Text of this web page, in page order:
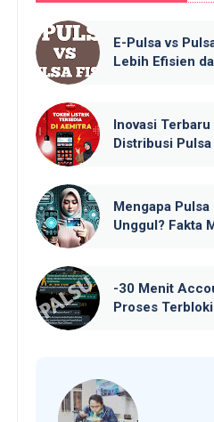
E-Pulsa vs
Lebih Efisien
Inovasi
Distribusi
Mengapa
Unggul? Fakta
-30 Menit
Proses